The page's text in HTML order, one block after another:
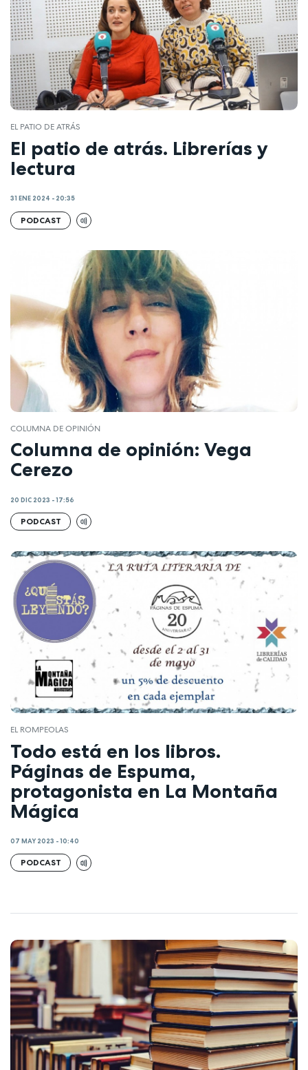
EL PATIO DE ATRÁS
El patio de atrás. Librerías y
lectura
31 ENE 2024 - 20:35
PODCAST
COLUMNA DE OPINIÓN
Columna de opinión: Vega
Cerezo
20 DIC 2023 - 17:56
PODCAST
EL ROMPEOLAS
Todo está en los libros.
Páginas de Espuma,
protagonista en La Montaña
Mágica
07 MAY 2023 - 10:40
PODCAST